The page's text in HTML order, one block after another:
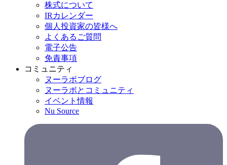
株式について
IRカレンダー
個人投資家の皆様へ
よくあるご質問
電子公告
免責事項
コミュニティ
ヌーラボブログ
ヌーラボとコミュニティ
イベント情報
Nu Source